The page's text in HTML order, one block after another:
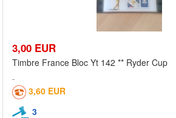
3,00 EUR
Timbre France Bloc Yt 142 ** Ryder Cup
3,60 EUR
3